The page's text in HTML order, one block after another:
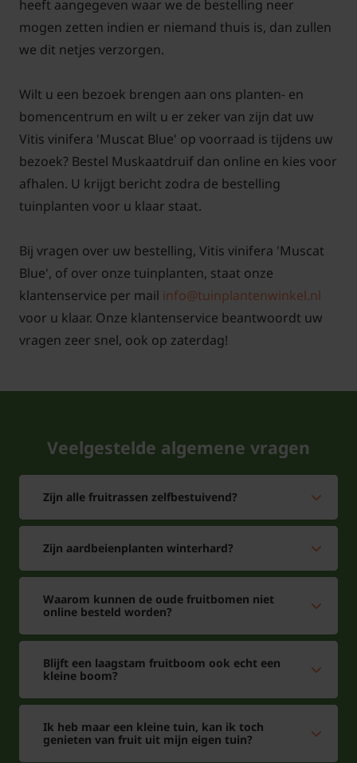
heeft aangegeven waar we de bestelling neer
mogen zetten indien er niemand thuis is, dan zullen
we dit netjes verzorgen.
Wilt u een bezoek brengen aan ons planten- en
bomencentrum en wilt u er zeker van zijn dat uw
Vitis vinifera 'Muscat Blue' op voorraad is tijdens uw
bezoek? Bestel Muskaatdruif dan online en kies voor
afhalen. U krijgt bericht zodra de bestelling
tuinplanten voor u klaar staat.
Bij vragen over uw bestelling, Vitis vinifera 'Muscat
Blue', of over onze tuinplanten, staat onze
klantenservice per mail info@tuinplantenwinkel.nl
voor u klaar. Onze klantenservice beantwoordt uw
vragen zeer snel, ook op zaterdag!
Veelgestelde algemene vragen
Zijn alle fruitrassen zelfbestuivend?
Zijn aardbeienplanten winterhard?
Waarom kunnen de oude fruitbomen niet
online besteld worden?
Blijft een laagstam fruitboom ook echt een
kleine boom?
Ik heb maar een kleine tuin, kan ik toch
genieten van fruit uit mijn eigen tuin?